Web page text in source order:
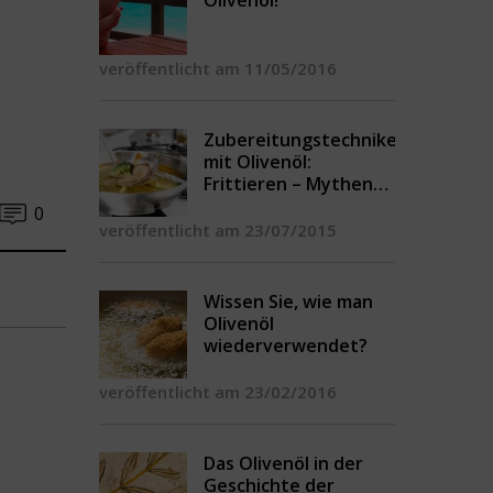
0
veröffentlicht am 11/05/2016
Zubereitungstechniken
mit Olivenöl:
Frittieren – Mythen
veröffentlicht am 23/07/2015
Wissen Sie, wie man
Olivenöl
wiederverwendet?
veröffentlicht am 23/02/2016
Das Olivenöl in der
Geschichte der